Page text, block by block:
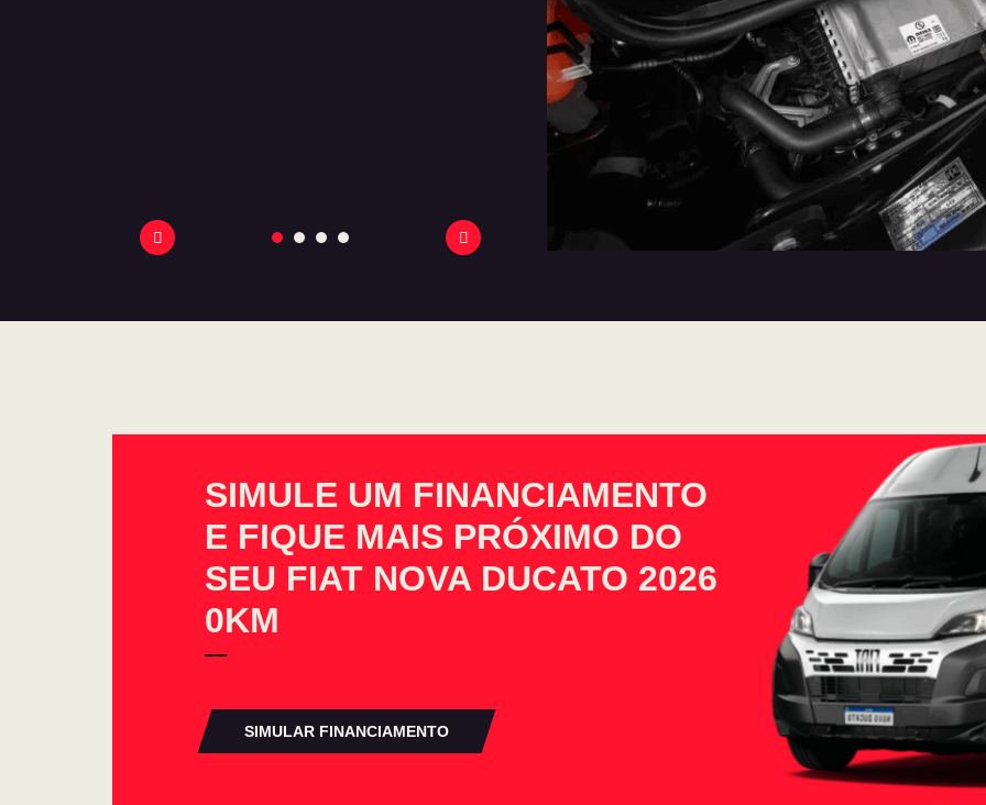
SIMULE UM FINANCIAMENTO
E FIQUE MAIS PRÓXIMO DO
SEU FIAT NOVA DUCATO 2026
0KM
SIMULAR FINANCIAMENTO